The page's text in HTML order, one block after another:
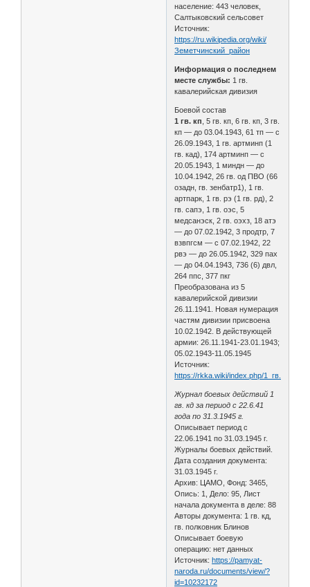
население: 443 человек,
Салтыковский сельсовет
Источник:
https://ru.wikipedia.org/wiki/
Земетчинский_район
Информация о последнем
месте службы: 1 гв.
кавалерийская дивизия
Боевой состав
1 гв. кп , 5 гв. кп, 6 гв. кп, 3 гв.
кп — до 03.04.1943, 61 тп — с
26.09.1943, 1 гв. артминп (1
гв. кад), 174 артминп — с
20.05.1943, 1 миндн — до
10.04.1942, 26 гв. од ПВО (66
озадн, гв. зенбатр1), 1 гв.
артпарк, 1 гв. рэ (1 гв. рд), 2
гв. сапэ, 1 гв. оэс, 5
медсанэск, 2 гв. оэхз, 18 атэ
— до 07.02.1942, 3 продтр, 7
взвпгсм — с 07.02.1942, 22
рвэ — до 26.05.1942, 329 пах
— до 04.04.1943, 736 (6) двл,
264 ппс, 377 пкг
Преобразована из 5
кавалерийской дивизии
26.11.1941. Новая нумерация
частям дивизии присвоена
10.02.1942. В действующей
армии: 26.11.1941-23.01.1943;
05.02.1943-11.05.1945
Источник:
https://rkka.wiki/index.php/
Журнал боевых действий 1
гв. кд за период с 22.6.41
года по 31.3.1945 г.
Описывает период с
22.06.1941 по 31.03.1945 г.
Журналы боевых действий.
Дата создания документа:
31.03.1945 г.
Архив: ЦАМО, Фонд: 3465,
Опись: 1, Дело: 95, Лист
начала документа в деле: 88
Авторы документа: 1 гв. кд,
гв. полковник Блинов
Описывает боевую
операцию: нет данных
Источник:https://pamyat-
naroda.ru/documents/view/?
id=10232172